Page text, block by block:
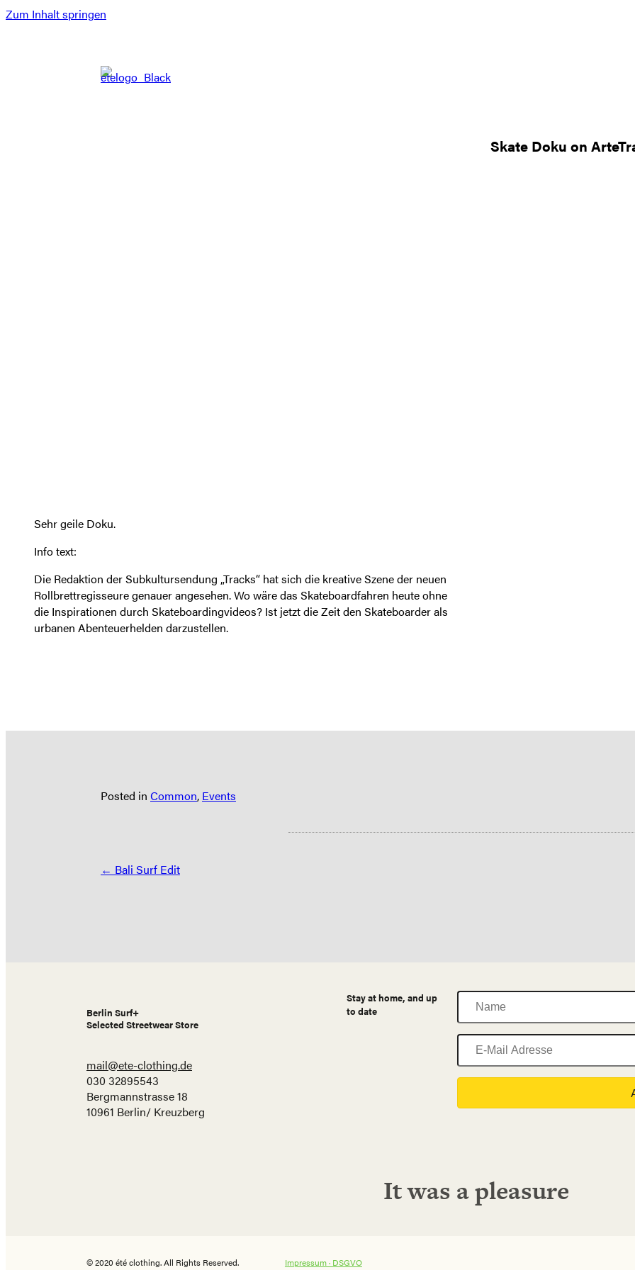
Zum Inhalt springen
Sehr geile Doku.
Info text:
Die Redaktion der Subkultursendung „Tracks“ hat sich die kreative Szene der neuen
Rollbrettregisseure genauer angesehen. Wo wäre das Skateboardfahren heute ohne
die Inspirationen durch Skateboardingvideos? Ist jetzt die Zeit den Skateboarder als
urbanen Abenteuerhelden darzustellen.
Skate Doku on
Posted in Common, Events
Posts
← Bali Surf Edit
Berlin Surf+
Selected Streetwear Store
mail@ete-clothing.de
030 32895543
Bergmannstrasse 18
10961 Berlin/ Kreuzberg
Stay at home, and up
to date
Name
E-
Mail
Adresse
It was a pleasure
© 2020 été clothing. All Rights Reserved. Impressum · DSGVO